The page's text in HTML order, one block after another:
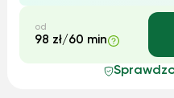
od
98 zł/60 min